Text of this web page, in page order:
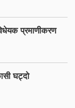
प्रमाणीकरण
घट्दो